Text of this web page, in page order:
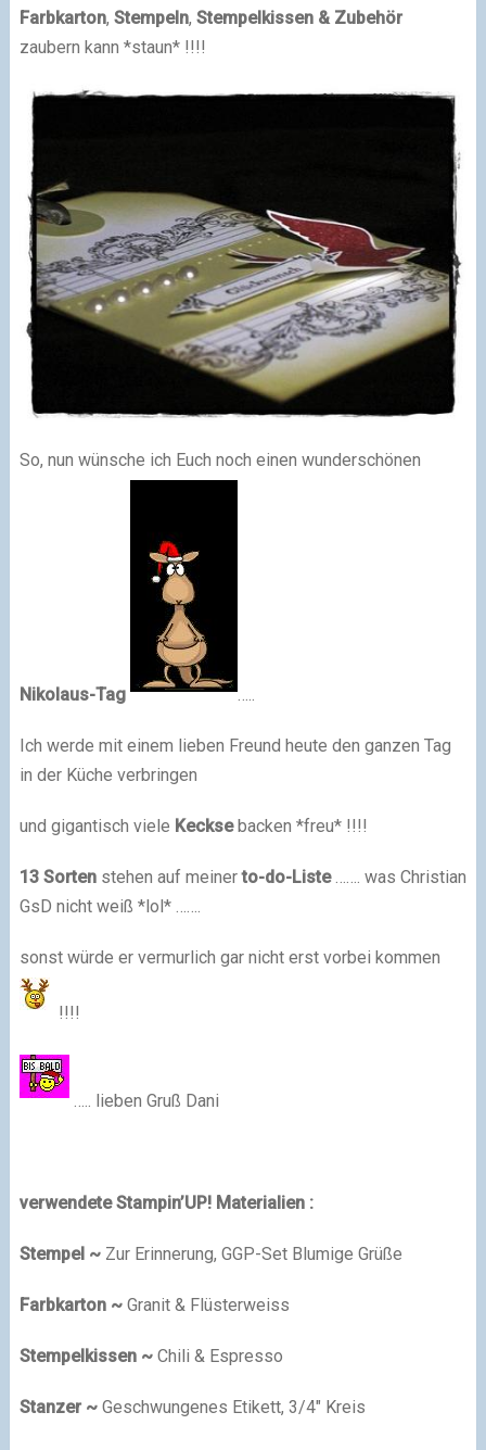
Farbkarton, Stempeln, Stempelkissen & Zubehör
zaubern kann *staun* !!!!
So, nun wünsche ich Euch noch einen wunderschönen
Nikolaus-Tag …..
Ich werde mit einem lieben Freund heute den ganzen Tag
in der Küche verbringen
und gigantisch viele Keckse backen *freu* !!!!
13 Sorten stehen auf meinerto-do-Liste……. was Christian
GsD nicht weiß *lol* …….
sonst würde er vermurlich gar nicht erst vorbei kommen
!!!!
….. lieben Gruß Dani
verwendete Stampin’UP! Materialien :
Stempel ~ Zur Erinnerung, GGP-Set Blumige Grüße
Farbkarton ~Granit & Flüsterweiss
Stempelkissen ~Chili & Espresso
Stanzer ~ Geschwungenes Etikett, 3/4″ Kreis